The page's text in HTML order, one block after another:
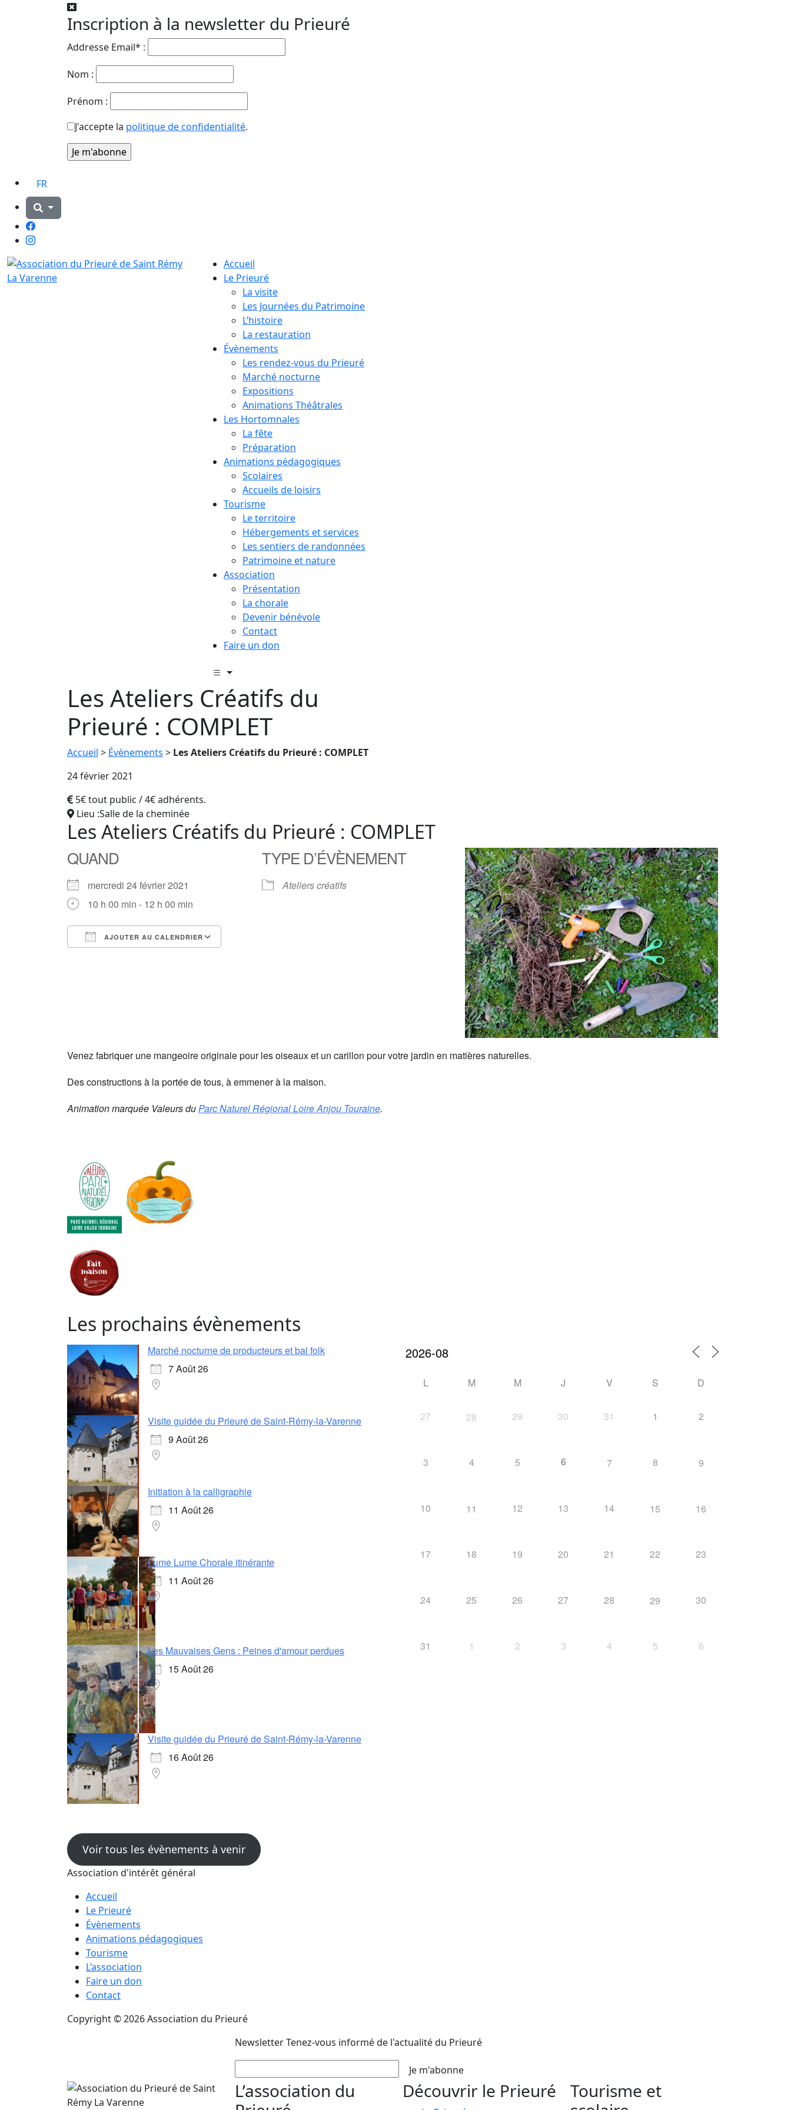
Inscription à la newsletter du Prieuré
Addresse Email* :
Nom :
Prénom :
J'accepte la politique de confidentialité.
FR
Facebook
Instagram
Accueil
Le Prieuré
La visite
Les Journées du Patrimoine
L’histoire
La restauration
Évènements
Les rendez-vous du Prieuré
Marché nocturne
Expositions
Animations Théâtrales
Les Hortomnales
La fête
Préparation
Animations pédagogiques
Scolaires
Accueils de loisirs
Tourisme
Le territoire
Hébergements et services
Les sentiers de randonnées
Patrimoine et nature
Association
Présentation
La chorale
Devenir bénévole
Contact
Faire un don
Les Ateliers Créatifs du
Prieuré : COMPLET
Accueil > Évènements > Les Ateliers Créatifs du Prieuré : COMPLET
24 février 2021
5€ tout public / 4€ adhérents.
Lieu :Salle de la cheminée
Les Ateliers Créatifs du Prieuré : COMPLET
QUAND
mercredi 24 février 2021
10 h 00 min - 12 h 00 min
AJOUTER AU CALENDRIER
TYPE D’ÉVÈNEMENT
Ateliers créatifs
Venez fabriquer une mangeoire originale pour les oiseaux et un carillon pour votre jardin en matières naturelles.
Des constructions à la portée de tous, à emmener à la maison.
Animation marquée Valeurs duParc Naturel Régional Loire Anjou Touraine.
Les prochains évènements
Marché nocturne de producteurs et bal folk
7 Août 26
Visite guidée du Prieuré de Saint-Rémy-la-Varenne
9 Août 26
Initiation à la calligraphie
11 Août 26
Lume Lume Chorale itinérante
11 Août 26
Les Mauvaises Gens : Peines d'amour perdues
15 Août 26
Visite guidée du Prieuré de Saint-Rémy-la-Varenne
16 Août 26
Voir tous les évènements à venir
L M M J V S D
27 28 29 30 31 1 2
3 4 5 6 7 8 9
10 11 12 13 14 15 16
17 18 19 20 21 22 23
24 25 26 27 28 29 30
31 1 2 3 4 5 6
Association d'intérêt général
Accueil
Le Prieuré
Évènements
Animations pédagogiques
Tourisme
L’association
Faire un don
Contact
Copyright © 2026 Association du Prieuré
NewsletterTenez-vous informé de l'actualité du Prieuré
Je m'abonne
L’association du
Découvrir le Prieuré
Tourisme et